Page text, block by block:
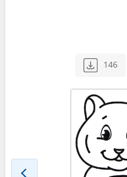
146